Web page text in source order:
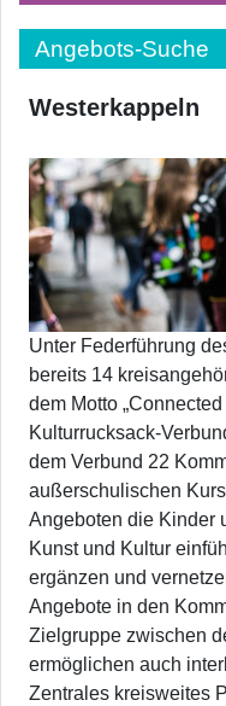
Angebots-Suche
Westerkappeln
Unter Federführung
bereits 14
dem Motto
Kulturrucksack-
dem Verbund 22
außerschulischen
Angeboten die Kinder
Kunst und Kultur
ergänzen und
Angebote in den
Zielgruppe zwischen
ermöglichen auch
Zentrales kreisweites